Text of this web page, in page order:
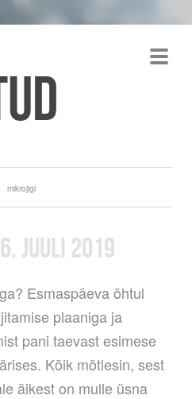
mikrojigi
JUULI 2019
Esmaspäeva õhtul
plaaniga ja
pani taevast esimese
Kõik mõtlesin, sest
äikest on mulle üsna